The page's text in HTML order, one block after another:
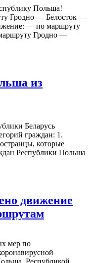
Польша!
Гродно — Белосток —
— по маршруту
Гродно —
из
Беларусь
граждан: 1.
которые
Республики Польша
движение
мер по
Республикой